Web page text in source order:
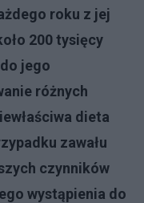
roku z jej
200 tysięcy
jego
różnych
dieta
zawału
czynników
wystąpienia do